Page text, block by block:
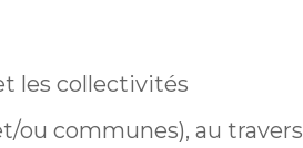
les collectivités
ou communes), au travers